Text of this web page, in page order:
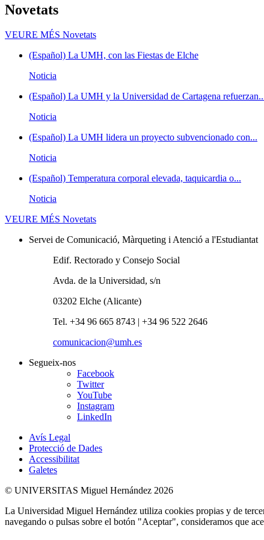
Novetats
VEURE MÉS Novetats
(Español) La UMH, con las Fiestas de Elche
Noticia
(Español) La UMH y la Universidad de Cartagena
Noticia
(Español) La UMH lidera un proyecto subvencionado con...
Noticia
(Español) Temperatura corporal elevada, taquicardia o...
Noticia
VEURE MÉS Novetats
Servei de Comunicació, Màrqueting i Atenció a l'Estudiantat
Edif. Rectorado y Consejo Social
Avda. de la Universidad, s/n
03202 Elche (Alicante)
Tel. +34 96 665 8743 | +34 96 522 2646
comunicacion@umh.es
Segueix-nos
Facebook
Twitter
YouTube
Instagram
LinkedIn
Avís Legal
Protecció de Dades
Accessibilitat
Galetes
© UNIVERSITAS Miguel Hernández 2026
La Universidad Miguel Hernández utiliza cookies propias y de
navegando o pulsas sobre el botón "Aceptar", consideramos que